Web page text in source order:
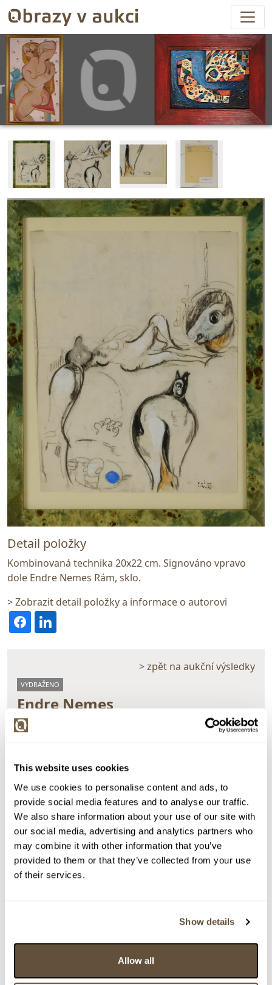
This website uses cookies
We use cookies to personalise content and ads, to
provide social media features and to analyse our traffic.
We also share information about your use of our site with
our social media, advertising and analytics partners who
may combine it with other information that you’ve
provided to them or that they’ve collected from your use
of their services.
Show details
Allow all
Detail položky
Kombinovaná technika 20x22 cm. Signováno vpravo
dole Endre Nemes Rám, sklo.
> Zobrazit detail položky a informace o autorovi
> zpět na aukční výsledky
VYDRAŽENO
Endre Nemes
77511. Hry
Vyvolávací cena:
Zpět na aukční výsledky
Chcete prodat obraz od stejného autora?
> Zobrazit informaci jak prodat obraz v aukci
Přihodil
5 500 Kč
26.05.2022 23:16:34
10031
26.05.2022 23:16:05
4 900 Kč
26.05.2022 23:15:12
10031